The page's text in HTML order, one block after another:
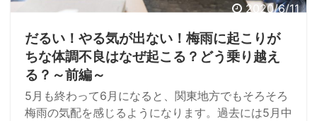
2020/6/11
だるい！やる気が出ない！梅雨に起こりが
ちな体調不良はなぜ起こる？どう乗り越え
る？～前編～
5月も終わって6月になると、関東地方でもそろそろ
梅雨の気配を感じるようになります。過去には5月中